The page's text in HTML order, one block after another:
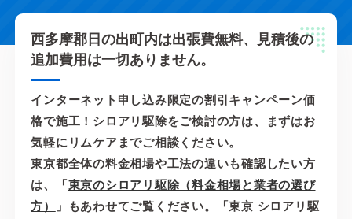
西多摩郡日の出町内は出張費無料、見積後の
追加費用は一切ありません。
インターネット申し込み限定の割引キャンペーン価
格で施工！シロアリ駆除をご検討の方は、まずはお
気軽にリムケアまでご相談ください。
東京都全体の料金相場や工法の違いも確認したい方
は、「東京のシロアリ駆除（料金相場と業者の選び
方）
」もあわせてご覧ください。「東京 シロアリ駆